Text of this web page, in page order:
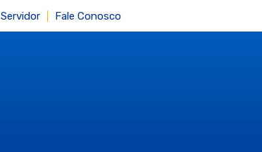
Servidor Fale Conosco